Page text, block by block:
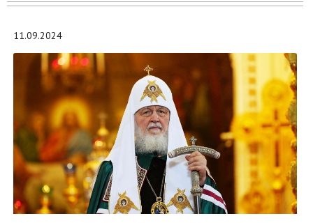
11.09.2024